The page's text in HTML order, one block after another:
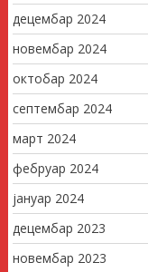
децембар 2024
новембар 2024
октобар 2024
септембар 2024
март 2024
фебруар 2024
јануар 2024
децембар 2023
новембар 2023